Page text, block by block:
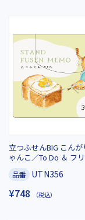
立つふせんBIG こん
ゃんこ／To Do ＆ フ
品番 UTN356
¥748 （税込）